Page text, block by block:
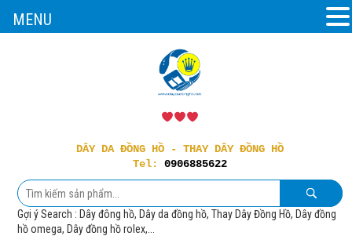
DÂY DA ĐỒNG HỒ - THAY DÂY ĐỒNG HỒ
Tel: 0906885622
Gợi ý Search : Dây đông hồ, Dây da đồng hồ, Thay Dây Đồng Hồ, Dây đồng
hồ omega, Dây đồng hồ rolex,...
MENU